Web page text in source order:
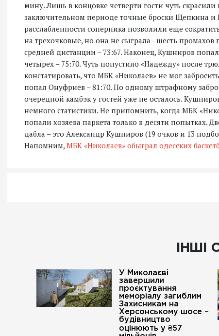
мину. Лишь в концовке четверти гости чуть
заключительном периоде точные броски Щепкина и
расслабленности соперника позволили еще
на трехочковые, но она не сыграла - шесть
средней дистанции – 73:67. Наконец, Кушниров
четырех – 75:70. Чуть попустило «Надежду» после
констатировать, что МБК «Николаев» не мог
попал Онуфриев – 81:70. По одному штрафному
очередной камбэк у гостей уже не осталось.
немного статистики. Не припомнить, когда МБК
попали хозяева паркета только в десяти попытках.
дабла – это Александр Кушниров (19 очков и 13
Напомним, МБК «Николаев» обыграл одесских
ІНШІ
У Миколаєві
завершили
проєктування
меморіалу загиблим
Захисникам на
Херсонському шосе –
будівництво
оцінюють у ₴57